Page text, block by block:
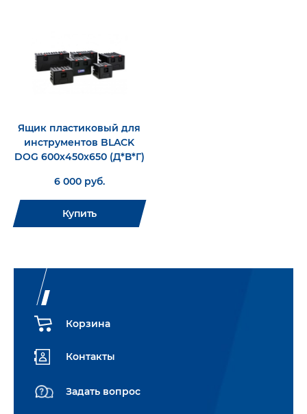
Ящик пластиковый для
инструментов BLACK
DOG 600х450х650 (Д*В*Г)
6 000 руб.
Купить
Корзина
Контакты
Задать вопрос